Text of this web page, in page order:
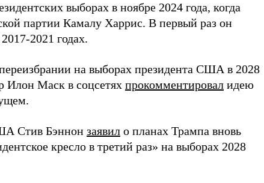
выборах в ноябре 2024 года, когда
партии Камалу Харрис. В первый раз он
2021 годах.
на выборах президента США в 2028
Илон Маск в соцсетях прокомментировал идею
Стив Бэннон заявил о планах Трампа вновь
кресло в третий раз» на выборах 2028